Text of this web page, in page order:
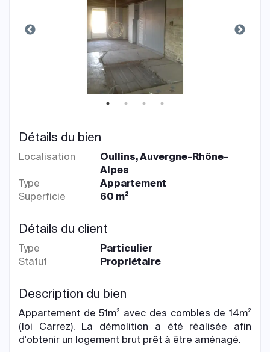
Détails du bien
Localisation
Oullins, Auvergne-Rhône-
Alpes
Type
Appartement
Superficie
60 m²
Détails du client
Type
Particulier
Statut
Propriétaire
Description du bien
Appartement de 51m² avec des combles de 14m²
(loi Carrez). La démolition a été réalisée afin
d'obtenir un logement brut prêt à être aménagé.